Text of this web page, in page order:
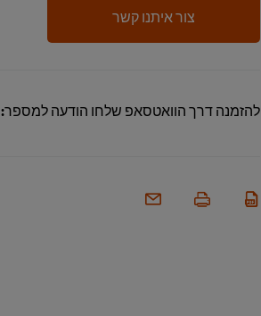
צור איתנו קשר
להזמנה דרך הוואטסאפ שלחו הודעה למספר: